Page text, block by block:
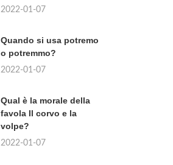
2022-01-07
Quando si usa potremo
o potremmo?
2022-01-07
Qual è la morale della
favola Il corvo e la
volpe?
2022-01-07